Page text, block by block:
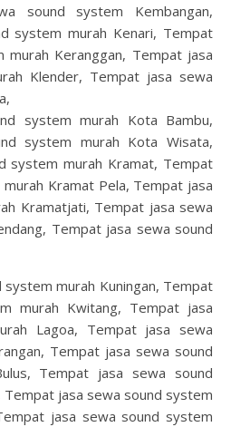
sound system Kembangan,
system murah Kenari, Tempat
murah Keranggan, Tempat jasa
Klender, Tempat jasa sewa
system murah Kota Bambu,
system murah Kota Wisata,
system murah Kramat, Tempat
Kramat Pela, Tempat jasa
Kramatjati, Tempat jasa sewa
Tempat jasa sewa sound
murah Kuningan, Tempat
murah Kwitang, Tempat jasa
Lagoa, Tempat jasa sewa
Tempat jasa sewa sound
Tempat jasa sewa sound
jasa sewa sound system
jasa sewa sound system